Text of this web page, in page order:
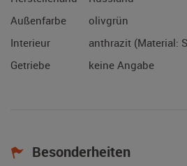
Außenfarbe
olivgrün
Interieur
anthrazit (Material:
Getriebe
keine Angabe
Besonderheiten